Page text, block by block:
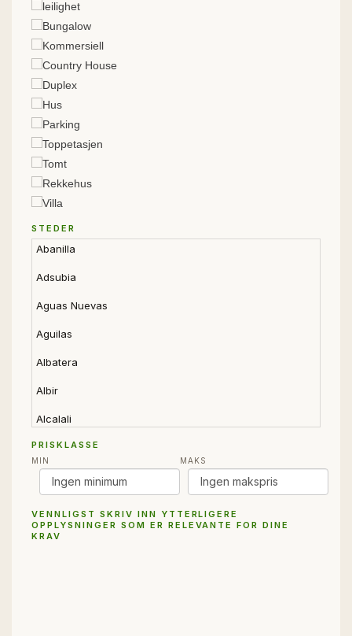
leilighet
Bungalow
Kommersiell
Country House
Duplex
Hus
Parking
Toppetasjen
Tomt
Rekkehus
Villa
STEDER
Abanilla
Adsubia
Aguas Nuevas
Aguilas
Albatera
Albir
Alcalali
Alcantarilla
Alfaz del Pi
Alguena
PRISKLASSE
MIN MAKS
VENNLIGST SKRIV INN YTTERLIGERE
OPPLYSNINGER SOM ER RELEVANTE FOR DINE
KRAV